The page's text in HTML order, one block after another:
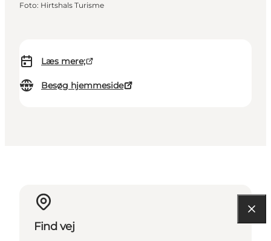
Læs mere;
Besøg hjemmeside
Foto: Hirtshals Turisme
Find vej